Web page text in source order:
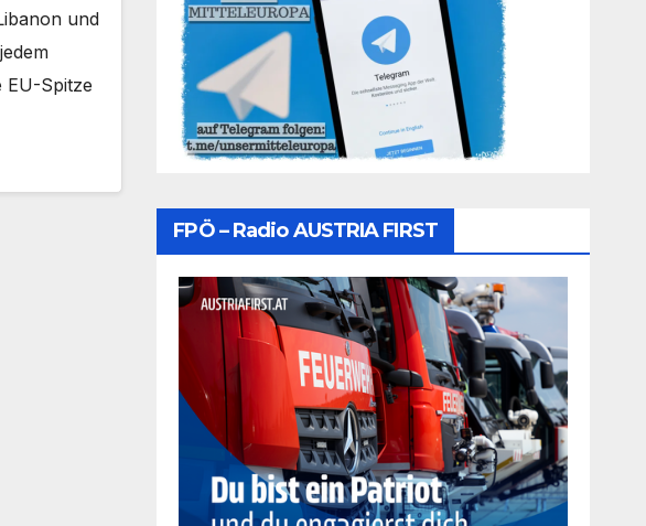
und
EU-Spitze
FPÖ – Radio AUSTRIA FIRST